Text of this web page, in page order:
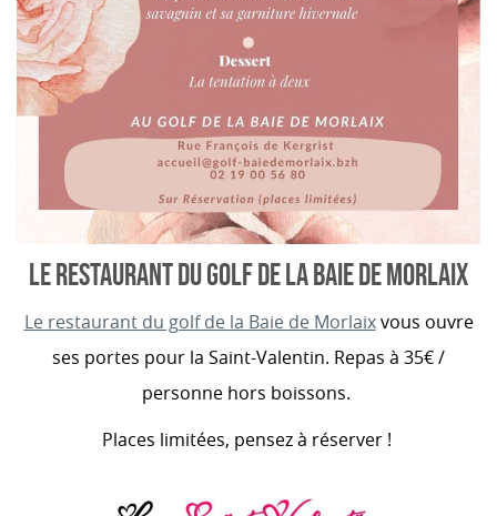
LE RESTAURANT DU GOLF DE LA BAIE DE MORLAIX
Le restaurant du golf de la Baie de Morlaixvous ouvre
ses portes pour la Saint-Valentin. Repas à 35€ /
personne hors boissons.
Places limitées, pensez à réserver !